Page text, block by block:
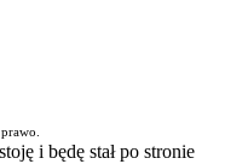
i będę stał po stronie